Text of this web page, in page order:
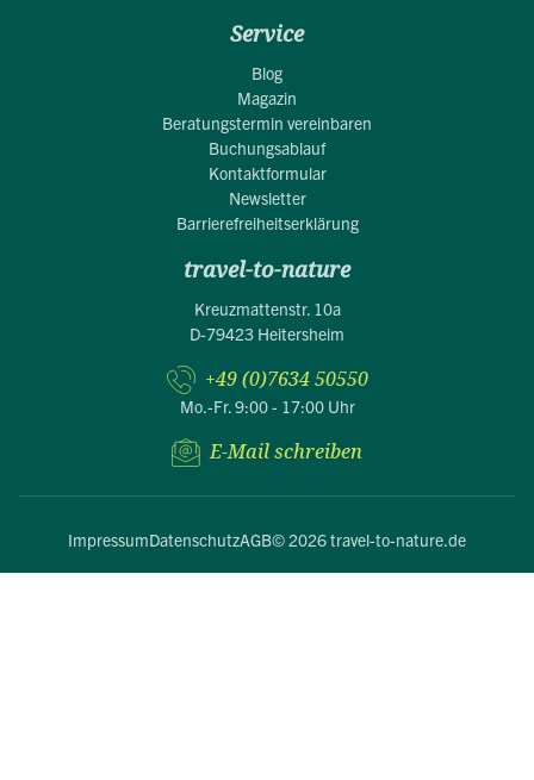
Service
Blog
Magazin
Beratungstermin vereinbaren
Buchungsablauf
Kontaktformular
Newsletter
Barrierefreiheitserklärung
travel-to-nature
Kreuzmattenstr. 10a
D-79423 Heitersheim
+49 (0)7634 50550
Mo.-Fr. 9:00 - 17:00 Uhr
E-Mail schreiben
ImpressumDatenschutzAGB© 2026 travel-to-nature.de